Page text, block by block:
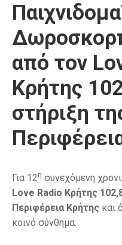
από τον
Κρήτης
στήριξη
Για 12η συνεχόμενη
Love Radio Κρήτης
Περιφέρεια Κρήτης και
κοινό σύνθημα.